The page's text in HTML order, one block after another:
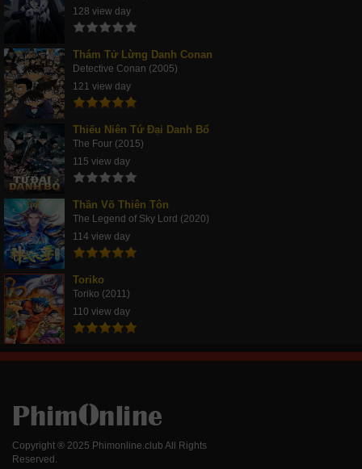
128 view day
Thám Tử Lừng Danh Conan
Detective Conan (2005)
121 view day
Thiếu Niên Tứ Đại Danh Bổ
The Four (2015)
115 view day
Thần Võ Thiên Tôn
The Legend of Sky Lord (2020)
114 view day
Toriko
Toriko (2011)
110 view day
Copyright ® 2025 Phimonline.club All Rights
Reserved.